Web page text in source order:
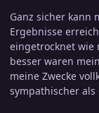
Ganz sicher kann
Ergebnisse
eingetrocknet wie
besser waren
meine Zwecke
sympathischer als